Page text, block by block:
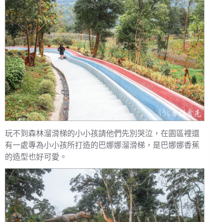
玩不到森林溜滑梯的小小孩請他們先別哭泣，在園區裡還
有一處專為小小孩所打造的巴娜娜溜滑梯，是巴娜娜香蕉
的造型也好可愛。